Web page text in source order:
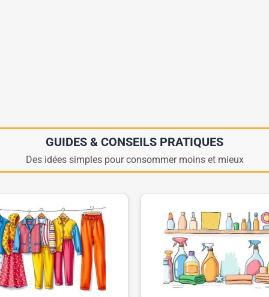
GUIDES & CONSEILS PRATIQUES
Des idées simples pour consommer moins et mieux